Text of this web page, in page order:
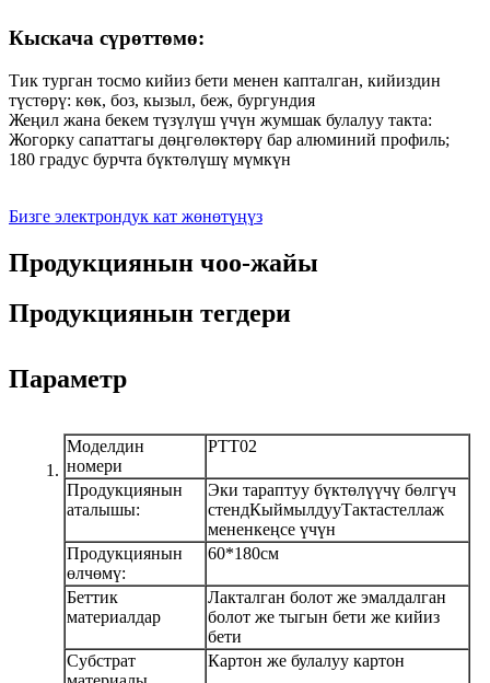
Кыскача сүрөттөмө:
Тик турган тосмо кийиз бети менен капталган, кийиздин
түстөрү: көк, боз, кызыл, беж, бургундия
Жеңил жана бекем түзүлүш үчүн жумшак булалуу такта:
Жогорку сапаттагы дөңгөлөктөрү бар алюминий профиль;
180 градус бурчта бүктөлүшү мүмкүн
Бизге электрондук кат жөнөтүңүз
Продукциянын чоо-жайы
Продукциянын тегдери
Параметр
Моделдин
номери
PTT02
Продукциянын
аталышы:
Эки тараптуу бүктөлүүчү бөлгүч
стендКыймылдууТактастеллаж
мененкеңсе үчүн
Продукциянын
өлчөмү:
60*180см
Беттик
материалдар
Лакталган болот же эмалдалган
болот же тыгын бети же кийиз
бети
Субстрат
Картон же булалуу картон